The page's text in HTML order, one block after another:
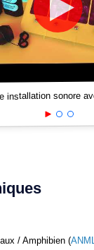
installation sonore
/ Amphibien (